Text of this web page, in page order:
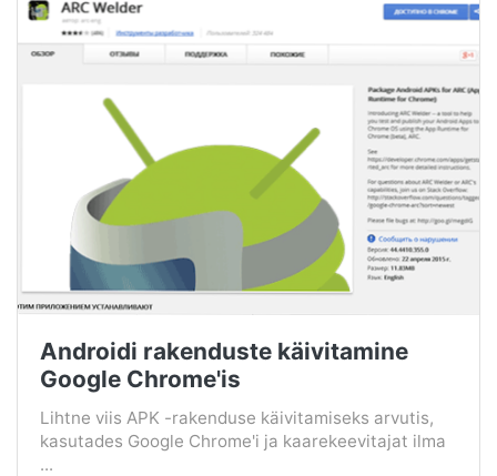
Androidi rakenduste käivitamine
Google Chrome'is
Lihtne viis APK -rakenduse käivitamiseks arvutis,
kasutades Google Chrome'i ja kaarekeevitajat ilma
...